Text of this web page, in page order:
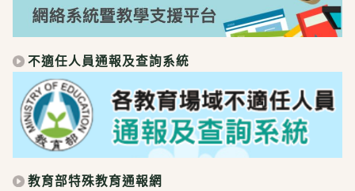
不適任人員通報及查詢系統
教育部特殊教育通報網